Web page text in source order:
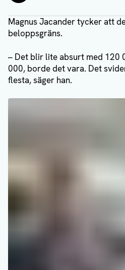
Magnus Jacander tycker att
beloppsgräns.
– Det blir lite absurt med 120
000, borde det vara. Det
flesta, säger han.